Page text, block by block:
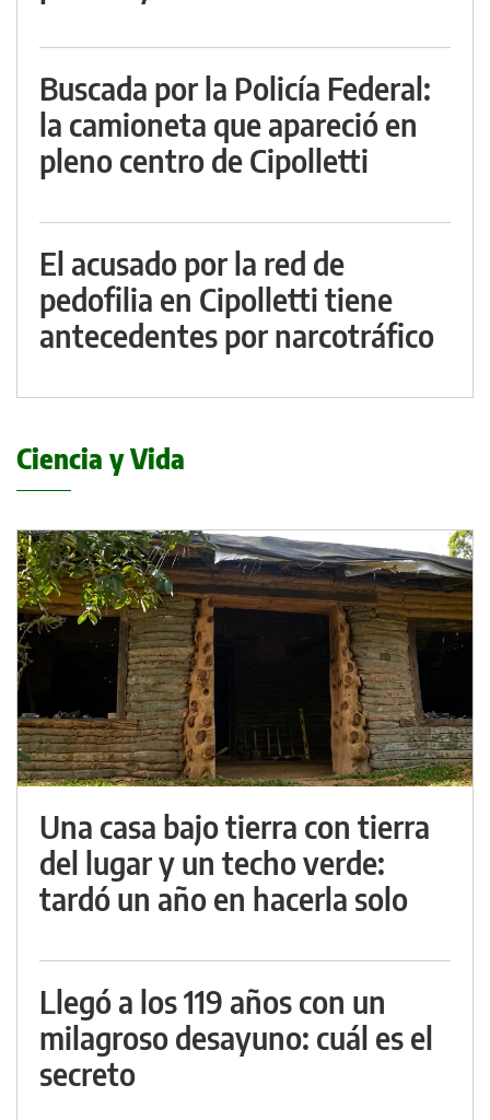
Buscada por la Policía Federal:
la camioneta que apareció en
pleno centro de Cipolletti
El acusado por la red de
pedofilia en Cipolletti tiene
antecedentes por narcotráfico
Ciencia y Vida
Una casa bajo tierra con tierra
del lugar y un techo verde:
tardó un año en hacerla solo
Llegó a los 119 años con un
milagroso desayuno: cuál es el
secreto